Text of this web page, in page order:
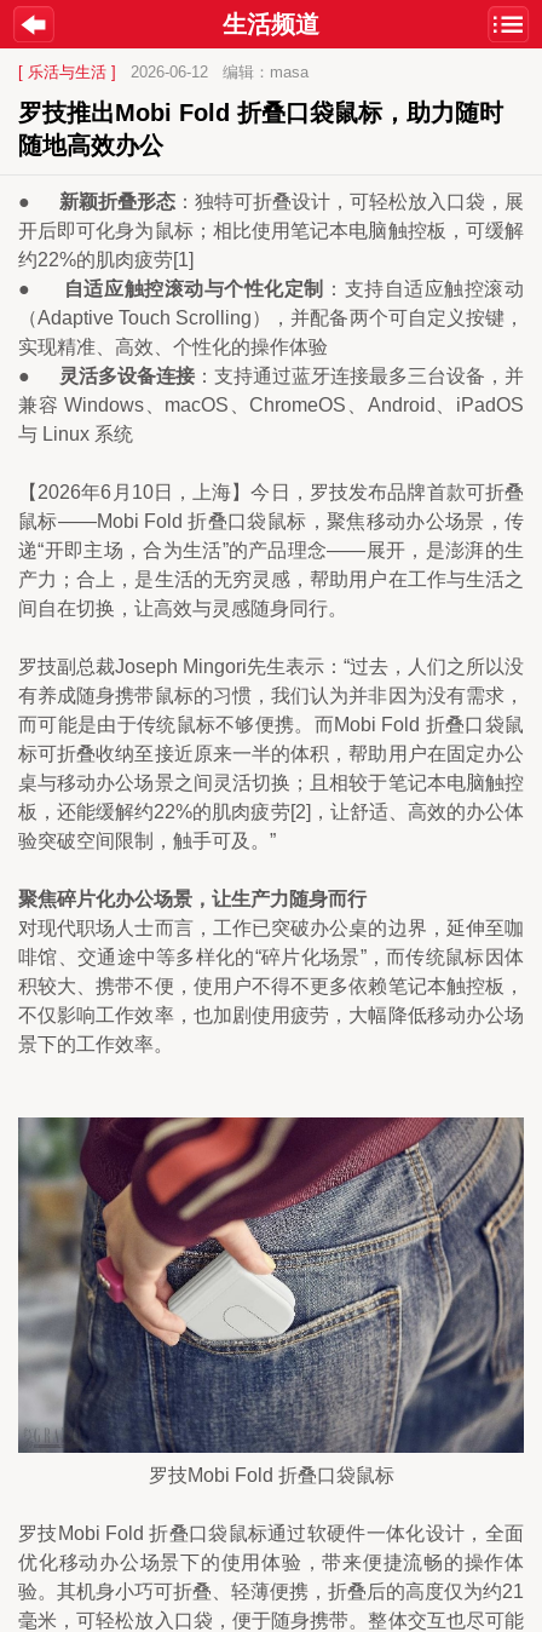
生活频道
[ 乐活与生活 ] 2026-06-12 编辑：masa
罗技推出Mobi Fold 折叠口袋鼠标，助力随时
随地高效办公
● 新颖折叠形态 ：独特可折叠设计，可轻松放入口袋，展
开后即可化身为鼠标；相比使用笔记本电脑触控板，可缓解
约22%的肌肉疲劳[1]
●
自适应触控滚动与个性化定制
：支持自适应触控滚动
（Adaptive Touch Scrolling），并配备两个可自定义按键，
实现精准、高效、个性化的操作体验
●
灵活多设备连接 ：支持通过蓝牙连接最多三台设备，并
兼容 Windows、macOS、ChromeOS、Android、iPadOS
与 Linux 系统
【2026年6月10日，上海】今日，罗技发布品牌首款可折叠
鼠标——Mobi Fold 折叠口袋鼠标，聚焦移动办公场景，传
递“开即主场，合为生活”的产品理念——展开，是澎湃的生
产力；合上，是生活的无穷灵感，帮助用户在工作与生活之
间自在切换，让高效与灵感随身同行。
罗技副总裁Joseph Mingori先生表示：“过去，人们之所以没
有养成随身携带鼠标的习惯，我们认为并非因为没有需求，
而可能是由于传统鼠标不够便携。而Mobi Fold 折叠口袋鼠
标可折叠收纳至接近原来一半的体积，帮助用户在固定办公
桌与移动办公场景之间灵活切换；且相较于笔记本电脑触控
板，还能缓解约22%的肌肉疲劳[2]，让舒适、高效的办公体
验突破空间限制，触手可及。”
聚焦碎片化办公场景，让生产力随身而行
对现代职场人士而言，工作已突破办公桌的边界，延伸至咖
啡馆、交通途中等多样化的“碎片化场景”，而传统鼠标因体
积较大、携带不便，使用户不得不更多依赖笔记本触控板，
不仅影响工作效率，也加剧使用疲劳，大幅降低移动办公场
景下的工作效率。
罗技Mobi Fold 折叠口袋鼠标
罗技Mobi Fold 折叠口袋鼠标通过软硬件一体化设计，全面
优化移动办公场景下的使用体验，带来便捷流畅的操作体
验。其机身小巧可折叠、轻薄便携，折叠后的高度仅为约21
毫米，可轻松放入口袋，便于随身携带。整体交互也尽可能